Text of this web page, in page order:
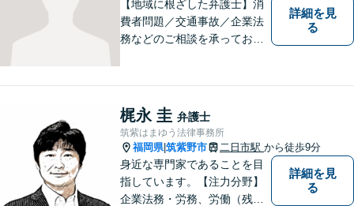
可】
【地域に根ざした弁護士】消
費者問題／交通事故／企業法
務などのご相談を承っており
ければ可能な限り相談をお受
けしております。まずはお気
軽にお問い合わせください。
詳細を見
る
梶永 圭 弁護士
筑紫はまゆう法律事務所
福岡県|筑紫野市 二日市駅 から徒歩9分
身近な専門家であることを目
指しています。【注力分野】
企業法務・労務、労働（残
詳細を見
る